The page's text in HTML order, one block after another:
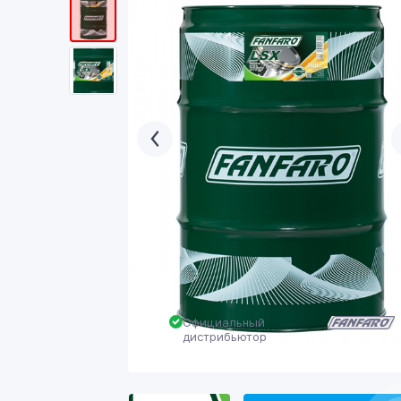
Официальный
дистрибьютор